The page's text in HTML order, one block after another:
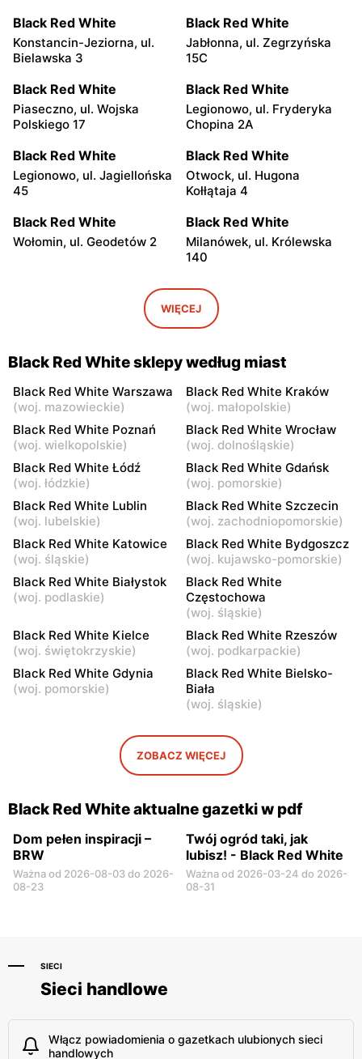
Black Red White
Konstancin-Jeziorna, ul.
Bielawska 3
Black Red White
Jabłonna, ul. Zegrzyńska
15C
Black Red White
Piaseczno, ul. Wojska
Polskiego 17
Black Red White
Legionowo, ul. Fryderyka
Chopina 2A
Black Red White
Legionowo, ul. Jagiellońska
45
Black Red White
Otwock, ul. Hugona
Kołłątaja 4
Black Red White
Wołomin, ul. Geodetów 2
Black Red White
Milanówek, ul. Królewska
140
Grodzisk Mazowiecki, ul.
Gen. Leopolda Okulickiego
Black Red White
Nowy Dwór Mazowiecki, ul.
Mazowiecka 11
Black Red White
Góra Kalwaria, ul. Pijarska
17
Black Red White
Góra Kalwaria, ul. Bp.
Wierzbowskiego 2A
Black Red White
Stojadła, ul. Warszawska
63a
Black Red White
Grójec, ul. Mogielnicka 24
Black Red White
Żyrardów, ul. Moniuszki 5
Black Red White
Wyszków, ul. Pułtuska 63
Black Red White
Sochaczew, ul.
Warszawska 91
Black Red White
Warka, ul. Warszawska 19
Pułtusk, ul. Jana Pawła II
14A
Black Red White
Garwolin, ul. Bursztynowa 1
Black Red White Black Red White
Łochów, ul. 1 Maja 7
Płońsk, ul. Kwiatowa 14 A
Black Red White
Płońsk, ul. Młodzieżowa 54
WIĘCEJ
Black Red White sklepy według miast
Black Red White Warszawa
(woj. mazowieckie)
Black Red White Kraków
(woj. małopolskie)
Black Red White Poznań
(woj. wielkopolskie)
Black Red White Wrocław
(woj. dolnośląskie)
Black Red White Łódź
(woj. łódzkie)
Black Red White Gdańsk
(woj. pomorskie)
Black Red White Lublin
(woj. lubelskie)
Black Red White Szczecin
(woj. zachodniopomorskie)
Black Red White Katowice
(woj. śląskie)
Black Red White Bydgoszcz
(woj. kujawsko-pomorskie)
Black Red White Białystok
(woj. podlaskie)
Black Red White
Częstochowa
(woj. śląskie)
Black Red White Kielce
(woj. świętokrzyskie)
Black Red White Rzeszów
(woj. podkarpackie)
Black Red White Gdynia
(woj. pomorskie)
Black Red White Bielsko-
Biała
(woj. śląskie)
ZOBACZ WIĘCEJ
Black Red White aktualne gazetki w pdf
Dom pełen inspiracji –
BRW
Ważna od 2026-08-03 do 2026-
08-23
Twój ogród taki, jak
lubisz! - Black Red White
Ważna od 2026-03-24 do 2026-
08-31
SIECI
Sieci handlowe
Włącz powiadomienia o gazetkach ulubionych sieci
handlowych